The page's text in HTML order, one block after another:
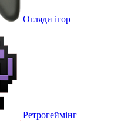
Огляди ігор
Ретрогеймінг